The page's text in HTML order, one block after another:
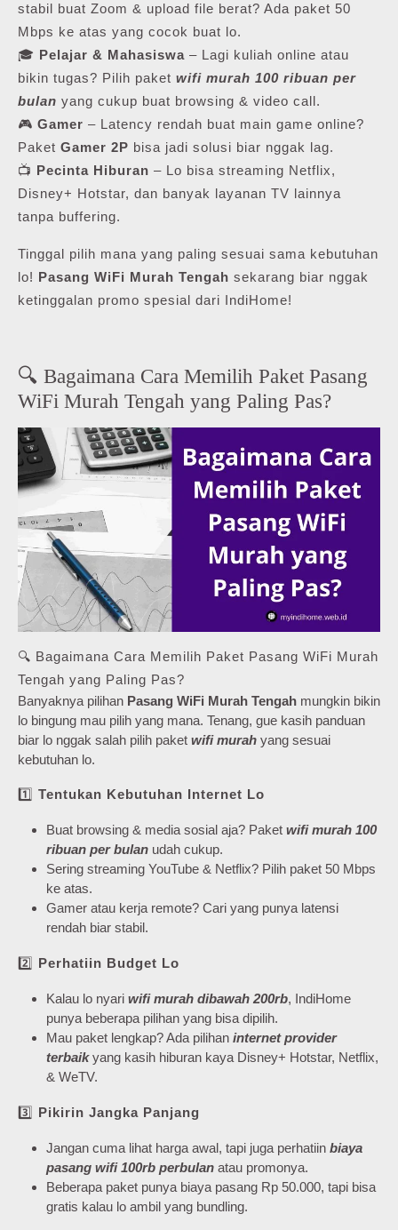
stabil buat Zoom & upload file berat? Ada paket 50
Mbps ke atas yang cocok buat lo.
🎓 Pelajar & Mahasiswa – Lagi kuliah online atau
bikin tugas? Pilih paket wifi murah 100 ribuan per
bulan yang cukup buat browsing & video call.
🎮 Gamer – Latency rendah buat main game online?
Paket Gamer 2P bisa jadi solusi biar nggak lag.
📺 Pecinta Hiburan – Lo bisa streaming Netflix,
Disney+ Hotstar, dan banyak layanan TV lainnya
tanpa buffering.
Tinggal pilih mana yang paling sesuai sama kebutuhan
lo! Pasang WiFi Murah Tengah sekarang biar nggak
ketinggalan promo spesial dari IndiHome!
🔍 Bagaimana Cara Memilih Paket Pasang
WiFi Murah Tengah yang Paling Pas?
🔍 Bagaimana Cara Memilih Paket Pasang WiFi Murah
Tengah yang Paling Pas?
Banyaknya pilihan Pasang WiFi Murah Tengah mungkin bikin
lo bingung mau pilih yang mana. Tenang, gue kasih panduan
biar lo nggak salah pilih paket wifi murah yang sesuai
kebutuhan lo.
1️⃣ Tentukan Kebutuhan Internet Lo
Buat browsing & media sosial aja? Paket wifi murah 100
ribuan per bulan udah cukup.
Sering streaming YouTube & Netflix? Pilih paket 50 Mbps
ke atas.
Gamer atau kerja remote? Cari yang punya latensi
rendah biar stabil.
2️⃣ Perhatiin Budget Lo
Kalau lo nyari wifi murah dibawah 200rb, IndiHome
punya beberapa pilihan yang bisa dipilih.
Mau paket lengkap? Ada pilihan internet provider
terbaikyang kasih hiburan kaya Disney+ Hotstar, Netflix,
& WeTV.
3️⃣ Pikirin Jangka Panjang
Jangan cuma lihat harga awal, tapi juga perhatiin biaya
pasang wifi 100rb perbulan atau promonya.
Beberapa paket punya biaya pasang Rp 50.000, tapi bisa
gratis kalau lo ambil yang bundling.